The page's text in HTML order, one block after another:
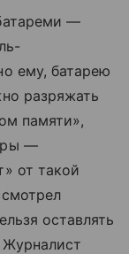
—
ему, батарею
разряжать
памяти»,
—
от такой
оставлять